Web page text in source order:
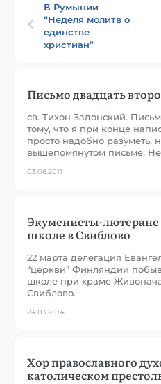
В Румынии
“Неделя молитв о
единстве
христиан”
Письмо двадцать
св. Тихон Задонский.
тому, что я при конце
просто надобно разуметь,
вышепомянутом письме.
03.08.2011
Экуменисты-лютеране
школе в Свиблово
22 марта делегация
“церкви” Финляндии
школе при храме
Свиблово.
24.03.2014
Хор православного
католическом